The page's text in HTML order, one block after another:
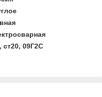
ст20, 09Г2С